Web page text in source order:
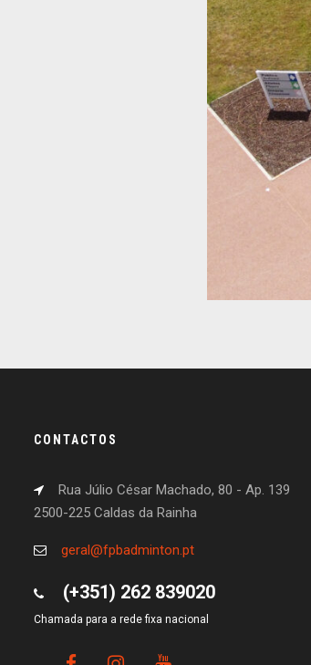
CONTACTOS
Rua Júlio César Machado, 80 - Ap. 139
2500-225 Caldas da Rainha
geral@fpbadminton.pt
(+351) 262 839020
Chamada para a rede fixa nacional